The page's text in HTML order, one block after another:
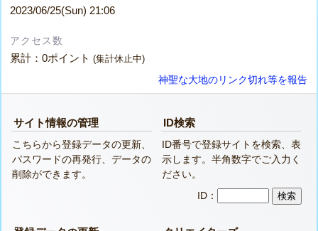
2023/06/25(Sun) 21:06
アクセス数
累計：0ポイント(集計休止中)
神聖な大地のリンク切れ等を報告
サイト情報の管理
こちらから登録データの更新、
パスワードの再発行、データの
削除ができます。
ID検索
ID番号で登録サイトを検索、表
示します。半角数字でご入力く
ださい。
ID：